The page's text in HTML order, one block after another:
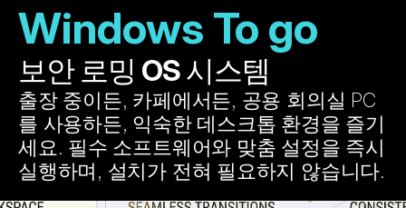
Windows To go
보안 로밍 OS 시스템
출장 중이든, 카페에서든, 공용 회의실 PC
를 사용하든, 익숙한 데스크톱 환경을 즐기
세요. 필수 소프트웨어와 맞춤 설정을 즉시
실행하며, 설치가 전혀 필요하지 않습니다.